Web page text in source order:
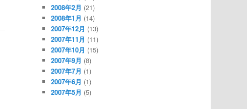
2008年2月 (21)
2008年1月 (14)
2007年12月 (13)
2007年11月 (11)
2007年10月 (15)
2007年9月 (8)
2007年7月 (1)
2007年6月 (1)
2007年5月 (5)